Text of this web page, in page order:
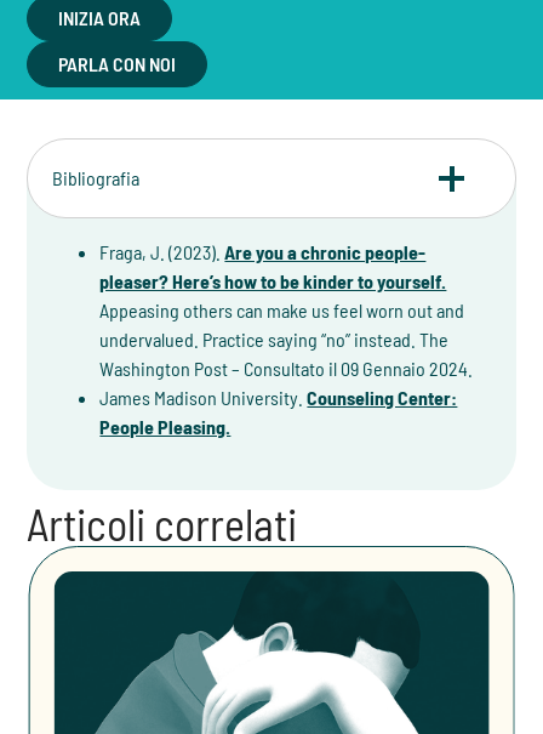
INIZIA ORA
PARLA CON NOI
Bibliografia
Fraga, J. (2023).Are you a chronic people-
pleaser? Here’s how to be kinder to yourself.
Appeasing others can make us feel worn out and
undervalued. Practice saying “no” instead. The
Washington Post – Consultato il 09 Gennaio 2024.
James Madison University.Counseling Center:
People Pleasing.
Articoli correlati